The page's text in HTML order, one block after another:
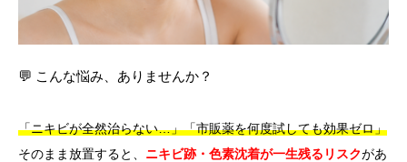
💬 こんな悩み、ありませんか？
「ニキビが全然治らない…」「市販薬を何度試しても効果ゼロ」
そのまま放置すると、 ニキビ跡・色素沈着が一生残るリスクがあ